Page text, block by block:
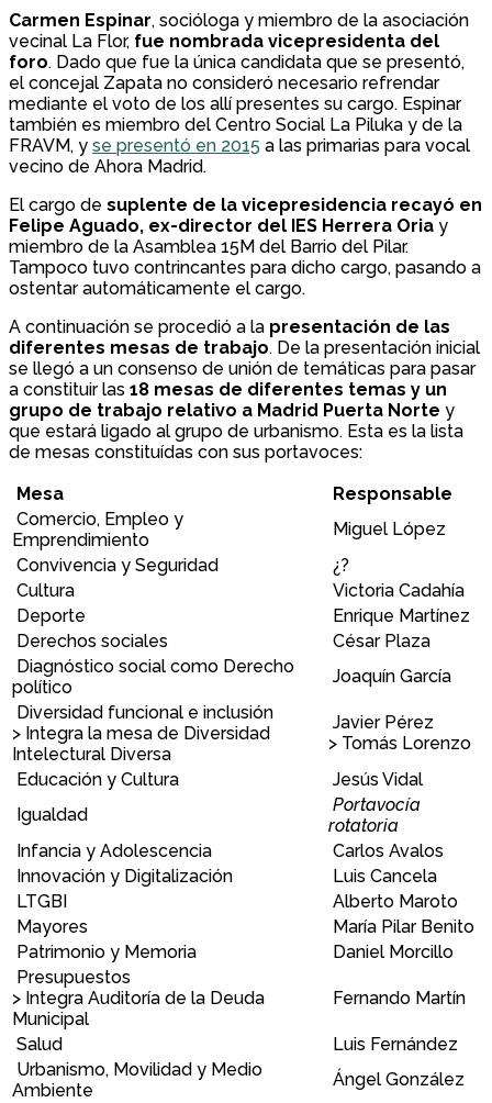
Carmen Espinar, socióloga y miembro de la asociación
vecinal La Flor, fue nombrada vicepresidenta del
foro. Dado que fue la única candidata que se presentó,
el concejal Zapata no consideró necesario refrendar
mediante el voto de los allí presentes su cargo. Espinar
también es miembro del Centro Social La Piluka y de la
FRAVM, y se presentó en 2015 a las primarias para vocal
vecino de Ahora Madrid.
El cargo de suplente de la vicepresidencia recayó en
Felipe Aguado, ex-director del IES Herrera Oria y
miembro de la Asamblea 15M del Barrio del Pilar.
Tampoco tuvo contrincantes para dicho cargo, pasando a
ostentar automáticamente el cargo.
A continuación se procedió a la presentación de las
diferentes mesas de trabajo. De la presentación inicial
se llegó a un consenso de unión de temáticas para pasar
a constituir las 18 mesas de diferentes temas y un
grupo de trabajo relativo a Madrid Puerta Norte y
que estará ligado al grupo de urbanismo. Esta es la lista
de mesas constituídas con sus portavoces:
Mesa
Responsable
Comercio, Empleo y
Emprendimiento
Miguel López
Convivencia y Seguridad
¿?
Cultura
Victoria Cadahía
Deporte
Enrique Martínez
Derechos sociales
César Plaza
Diagnóstico social como Derecho
político
Joaquín García
Diversidad funcional e inclusión
> Integra la mesa de Diversidad
Intelectural Diversa
Javier Pérez
> Tomás Lorenzo
Educación y Cultura
Jesús Vidal
Igualdad
Portavocía
rotatoria
Infancia y Adolescencia
Carlos Avalos
Innovación y Digitalización
Luis Cancela
LTGBI
Alberto Maroto
Mayores
María Pilar Benito
Patrimonio y Memoria
Daniel Morcillo
Presupuestos
> Integra Auditoría de la Deuda
Municipal
Fernando Martín
Salud
Luis Fernández
Urbanismo, Movilidad y Medio
Ambiente
Ángel González